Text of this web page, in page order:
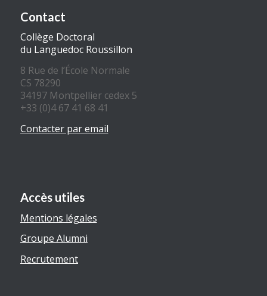
Contact
Collège Doctoral
du Languedoc Roussillon
8 Rue de l’École Normale
CS 78290
34197 Montpellier cedex 5
+33 (0)4 67 41 68 41
Contacter par email
Accès utiles
Mentions légales
Groupe Alumni
Recrutement